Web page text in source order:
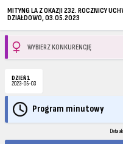
MITYNG LA Z OKAZJI 232. ROCZNICY
DZIAŁDOWO, 03.05.2023
DZIEŃ 1
2023-05-03
Program minutowy
Data